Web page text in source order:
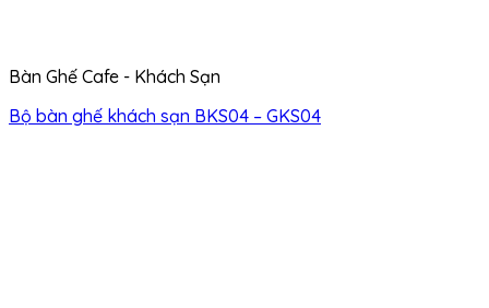
Bàn Ghế Cafe - Khách Sạn
Bộ bàn ghế khách sạn BKS04 – GKS04